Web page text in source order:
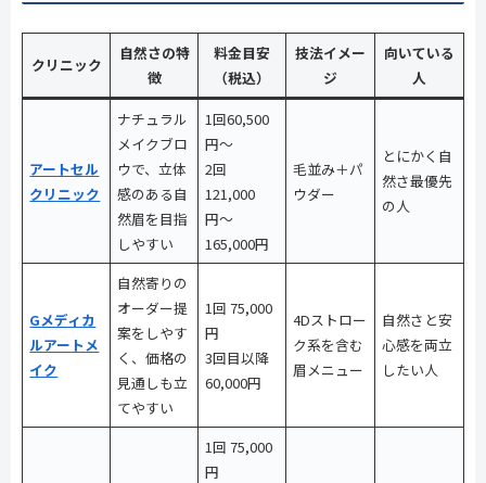
クリニック
自然さの特
徴
料金目安
（税込）
技法イメー
ジ
向いている
人
アートセル
クリニック
ナチュラル
メイクブロ
ウで、立体
感のある自
然眉を目指
しやすい
1回60,500
円〜
2回
121,000
円〜
165,000円
毛並み＋パ
ウダー
とにかく自
然さ最優先
の人
Gメディカ
ルアートメ
イク
自然寄りの
オーダー提
案をしやす
く、価格の
見通しも立
てやすい
1回 75,000
円
3回目以降
60,000円
4Dストロー
ク系を含む
眉メニュー
自然さと安
心感を両立
したい人
1回 75,000
円